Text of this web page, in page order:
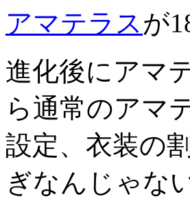
アマテラスが
進化後にアマ
ら通常のアマ
設定、衣装の
ぎなんじゃな